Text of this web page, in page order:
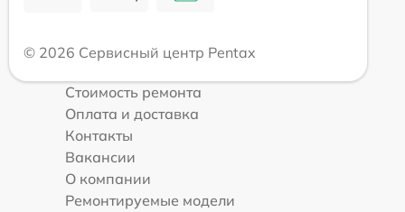
© 2026 Сервисный центр Pentax
Стоимость ремонта
Оплата и доставка
Контакты
Вакансии
О компании
Ремонтируемые модели